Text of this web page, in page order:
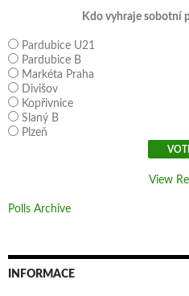
Kdo vyhraje sobotní
Pardubice U21
Pardubice B
Markéta Praha
Divišov
Kopřivnice
Slaný B
Plzeň
View
Polls Archive
INFORMACE